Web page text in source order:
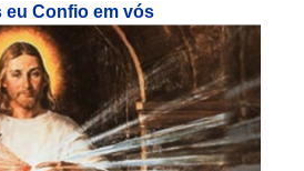
eu Confio em vós